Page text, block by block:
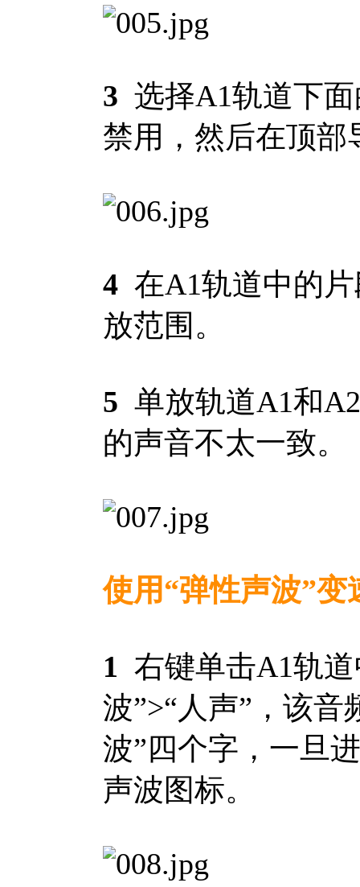
3 选择A1轨道下
禁用，然后在顶部
4 在A1轨道中的
放范围。
5 单放轨道A1和
的声音不太一致。
使用“弹性声波”变
1 右键单击A1轨
波”>“人声”，该
波”四个字，一旦
声波图标。